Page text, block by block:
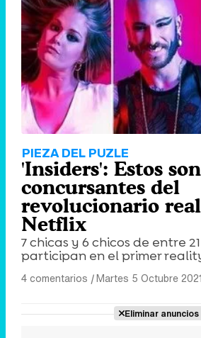
PIEZA DEL PUZLE
'Insiders': Estos
concursantes del
revolucionario
Netflix
7 chicas y 6 chicos de entre
participan en el primer
4 comentarios |Martes 5 Octubre
Eliminar anuncios